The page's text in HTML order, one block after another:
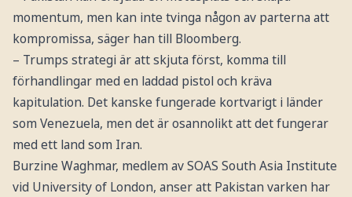
momentum, men kan inte tvinga någon av parterna att
kompromissa, säger han till Bloomberg.
– Trumps strategi är att skjuta först, komma till
förhandlingar med en laddad pistol och kräva
kapitulation. Det kanske fungerade kortvarigt i länder
som Venezuela, men det är osannolikt att det fungerar
med ett land som Iran.
Burzine Waghmar, medlem av SOAS South Asia Institute
vid University of London, anser att Pakistan varken har